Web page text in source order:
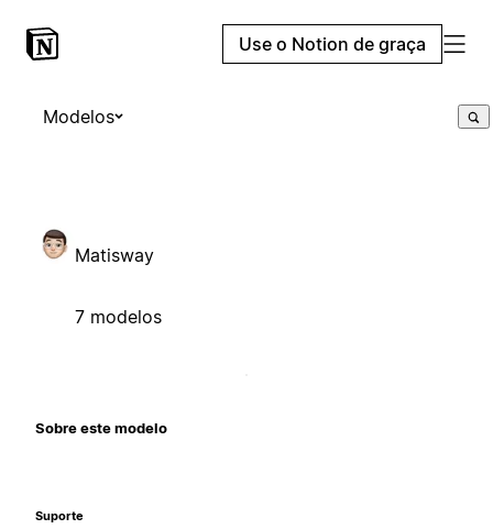
Use o Notion de graça
Modelos
Matisway
7 modelos
Sobre este modelo
Suporte